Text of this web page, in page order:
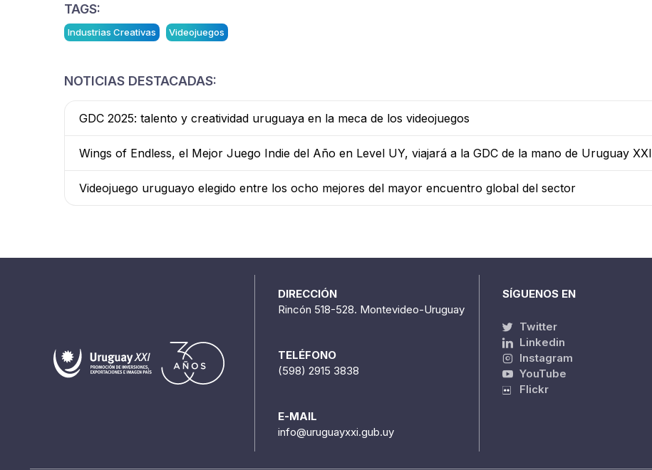
TAGS:
Industrias Creativas Videojuegos
NOTICIAS DESTACADAS:
GDC 2025: talento y creatividad uruguaya en la meca de los videojuegos
Wings of Endless, el Mejor Juego Indie del Año en Level UY, viajará a la GDC de la mano de Uruguay XXI
Videojuego uruguayo elegido entre los ocho mejores del mayor encuentro global del sector
DIRECCIÓN
Rincón 518-528. Montevideo-Uruguay
TELÉFONO
(598) 2915 3838
E-MAIL
info@uruguayxxi.gub.uy
SÍGUENOS EN
Twitter
Linkedin
Instagram
YouTube
Flickr